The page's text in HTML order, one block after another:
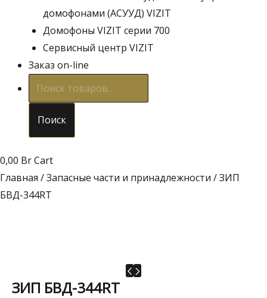
домофонами (АСУУД) VIZIT
Домофоны VIZIT серии 700
Сервисный центр VIZIT
Заказ on-line
Поиск
товаров
Поиск
0,00 BrCart
Главная /Запасные части и принадлежности / ЗИП
БВД-344RT
ЗИП БВД-344RT